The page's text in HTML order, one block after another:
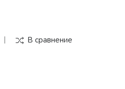
В сравнение